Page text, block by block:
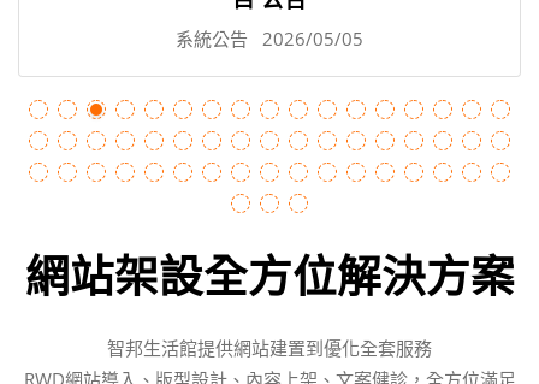
系統公告 2026/05/05
網站架設全方位解決方案
智邦生活館提供網站建置到優化全套服務
RWD網站導入、版型設計、內容上架、文案健診，全方位滿足